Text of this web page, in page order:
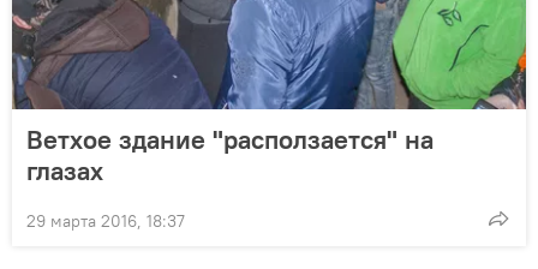
Ветхое здание "расползается" на
глазах
29 марта 2016, 18:37